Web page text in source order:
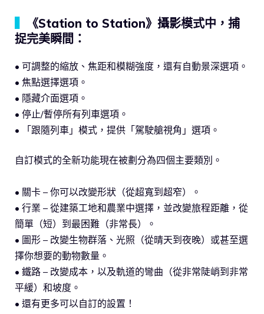
《Station to Station》攝影模式中，捕
捉完美瞬間：
• 可調整的縮放、焦距和模糊強度，還有自動景深選項。
• 焦點選擇選項。
• 隱藏介面選項。
• 停止/暫停所有列車選項。
• 「跟隨列車」模式，提供「駕駛艙視角」選項。
自訂模式的全新功能現在被劃分為四個主要類別。
• 關卡 – 你可以改變形狀（從超寬到超窄）。
• 行業 – 從建築工地和農業中選擇，並改變旅程距離，從
簡單（短）到最困難（非常長）。
• 圖形 – 改變生物群落、光照（從晴天到夜晚）或甚至選
擇你想要的動物數量。
• 鐵路 – 改變成本，以及軌道的彎曲（從非常陡峭到非常
平緩）和坡度。
• 還有更多可以自訂的設置！